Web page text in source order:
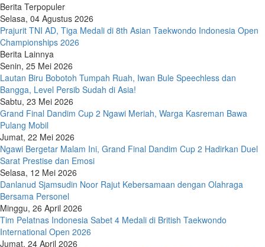
Berita Terpopuler
Selasa, 04 Agustus 2026
Prajurit TNI AD, Tiga Medali di 8th Asian Taekwondo Indonesia Open
Championships 2026
Berita Lainnya
Senin, 25 Mei 2026
Lautan Biru Bobotoh Tumpah Ruah, Iwan Bule Speechless dan
Bangga, Level Persib Sudah di Asia!
Sabtu, 23 Mei 2026
Grand Final Dandim Cup 2 Ngawi Meriah, Warga Kasreman Bawa
Pulang Mobil
Jumat, 22 Mei 2026
Ngawi Bergetar Malam Ini, Grand Final Dandim Cup 2 Hadirkan Duel
Sarat Prestise dan Emosi
Selasa, 12 Mei 2026
Danlanud Sjamsudin Noor Rajut Kebersamaan dengan Olahraga
Bersama Personel
Minggu, 26 April 2026
Tim Pelatnas Indonesia Sabet 4 Medali di British Taekwondo
International Open 2026
Jumat, 24 April 2026